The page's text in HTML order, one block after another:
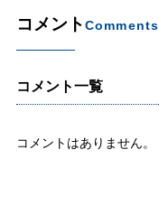
コメントComments
コメント一覧
コメントはありません。